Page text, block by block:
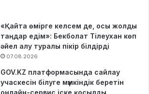
«Қайта өмірге келсем де, осы жолды
таңдар едім»: Бекболат Тілеухан көп
әйел алу туралы пікір білдірді
07.08.2026
GOV.KZ платформасында сайлау
учаскесін білуге мүмкіндік беретін
онлайн-сервис іске қосылды